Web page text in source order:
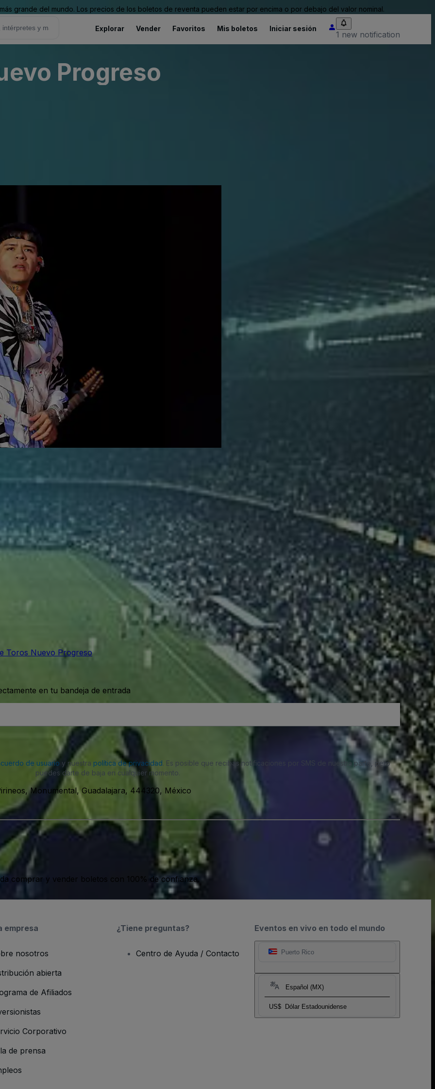
grande del mundo. Los precios de los boletos de reventa pueden estar por encima o por debajo del valor nominal.
Explorar Vender Favoritos Mis boletos Iniciar sesión
1 new notification
Progreso
Toros Nuevo Progreso
en tu bandeja de entrada
de usuario y nuestra política de privacidad. Es posible que recibas notificaciones por SMS de nuestra parte, pero
puedes darte de baja en cualquier momento.
Monumental, Guadalajara, 444320, México
comprar y vender boletos con 100% de confianza.
Eventos en vivo en todo el mundo
Puerto Rico
Español (MX)
US$ Dólar Estadounidense
empresa
nosotros
abierta
de Afiliados
Corporativo
de prensa
¿Tiene preguntas?
Centro de Ayuda / Contacto